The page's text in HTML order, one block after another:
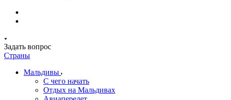
Задать вопрос
Страны
Мальдивы
С чего начать
Отдых на Мальдивах